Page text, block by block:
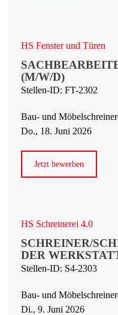
HS Fenster und Türen
(M/W/D)
Stellen-ID: FT-2302
Bau- und
Do., 18. Juni 2026
Jetzt bewerben
HS Schreinerei 4.0
SCHREINER/
DER
Stellen-ID: S4-2303
Bau- und
Di., 9. Juni 2026